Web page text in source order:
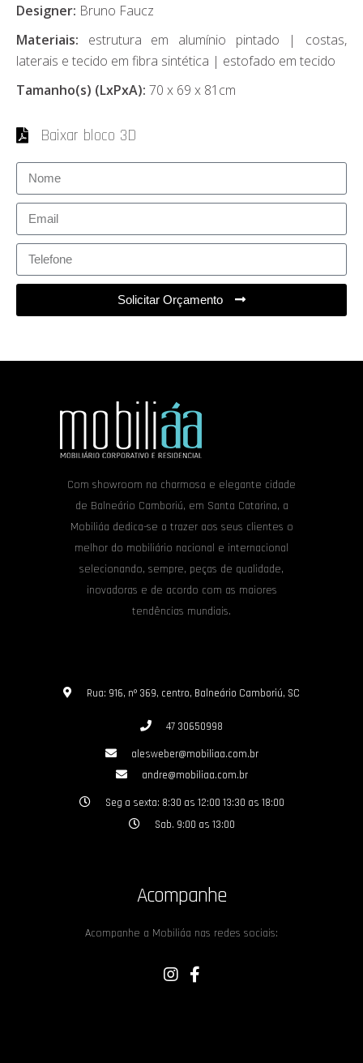
Designer: Bruno Faucz
Materiais: estrutura em alumínio pintado | costas,
laterais e tecido em fibra sintética | estofado em tecido
Tamanho(s) (LxPxA): 70 x 69 x 81cm
Baixar bloco 3D
Solicitar Orçamento
Com showroom na charmosa e elegante cidade
de Balneário Camboriú, em Santa Catarina, a
Mobiliáa dedica-se a trazer aos seus clientes o
melhor do mobiliário nacional e internacional
selecionando, sempre, peças de qualidade,
inovadoras e de acordo com as maiores
tendências mundiais.
Rua: 916, nº 369, centro, Balneário Camboriú, SC
47 30650998
alesweber@mobiliaa.com.br
andre@mobiliaa.com.br
Seg a sexta: 8:30 as 12:00 13:30 as 18:00
Sab. 9:00 as 13:00
Acompanhe
Acompanhe a Mobiliáa nas redes sociais: